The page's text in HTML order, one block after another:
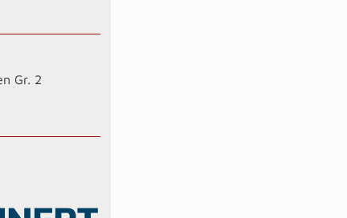
Gr. 2